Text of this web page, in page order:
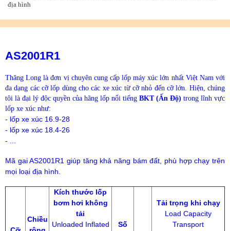
địa hình
AS2001R1
Thăng Long là đơn vị chuyên cung cấp lốp máy xúc lớn nhất Việt Nam với
đa dạng các cỡ lốp dùng cho các xe xúc từ cỡ nhỏ đến cỡ lớn. Hiện, chúng
tôi là đại lý độc quyền của hãng lốp nổi tiếng BKT (Ấn Độ) trong lĩnh vực
lốp xe xúc như:
- lốp xe xúc 16.9-28
- lốp xe xúc 18.4-26
- ...
Mã gai AS2001R1 giúp tăng khả năng bám đất, phù hợp chạy trên
mọi loại địa hình.
Chiều
Kích thước lốp
bơm hơi không
tải
Unloaded Inflated
Số
Tải trọng khi chạy
Load Capacity
Transport